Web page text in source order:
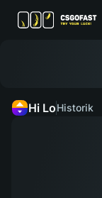
Hi LoHistorik